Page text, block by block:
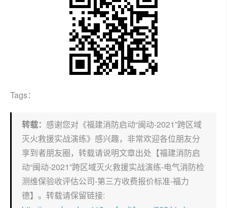
Tags：
转载： 感谢您对《福建消防启动“闽动-2021”跨区域
灭火救援实战演练》感兴趣，非常欢迎各位朋友分
享到者朋友圈，转载请说明文章出处【福建消防启
动“闽动-2021”跨区域灭火救援实战演练-电气消防检
测维保验收评估公司-第三方收费报价标准-福力
德】。转载请保留链接: